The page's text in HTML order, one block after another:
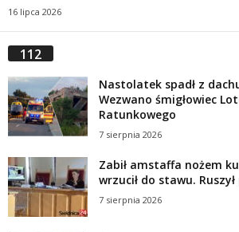
16 lipca 2026
112
Nastolatek spadł z
Wezwano śmigłowiec
Ratunkowego
7 sierpnia 2026
Zabił amstaffa nożem
wrzucił do stawu.
7 sierpnia 2026